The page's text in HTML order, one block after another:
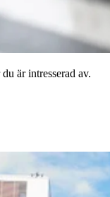
är intresserad av.